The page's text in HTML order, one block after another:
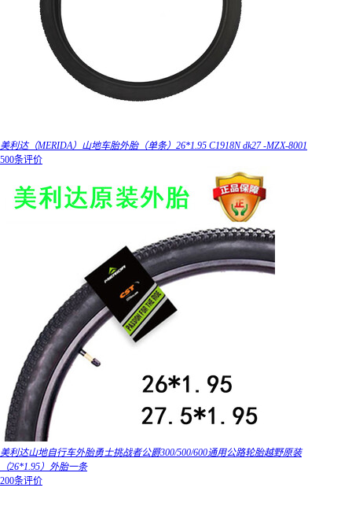
美利达（MERIDA）山地车胎外胎（单条）26*1.95 C1918N dk27 -MZX-8001
500条评价
美利达山地自行车外胎勇士挑战者公爵300/500/600通用公路轮胎越野原装
（26*1.95）外胎一条
200条评价